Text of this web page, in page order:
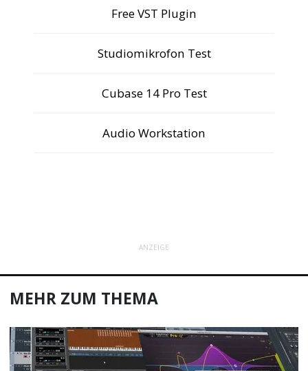
Free VST Plugin
Studiomikrofon Test
Cubase 14 Pro Test
Audio Workstation
ANZEIGE
MEHR ZUM THEMA